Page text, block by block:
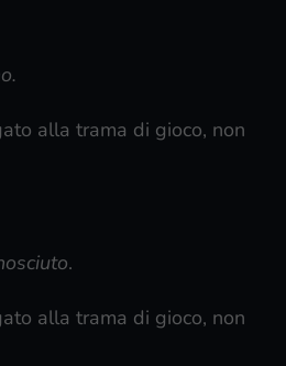
alla trama di gioco, non
.
alla trama di gioco, non